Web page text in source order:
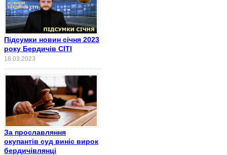
Підсумки новин січня 2023
року Бердичів СІТІ
18.03.2023
За прославляння
окупантів суд виніс вирок
бердичівлянці